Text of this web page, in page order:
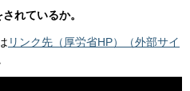
れているか。
リンク先（厚労省HP）（外部サイ